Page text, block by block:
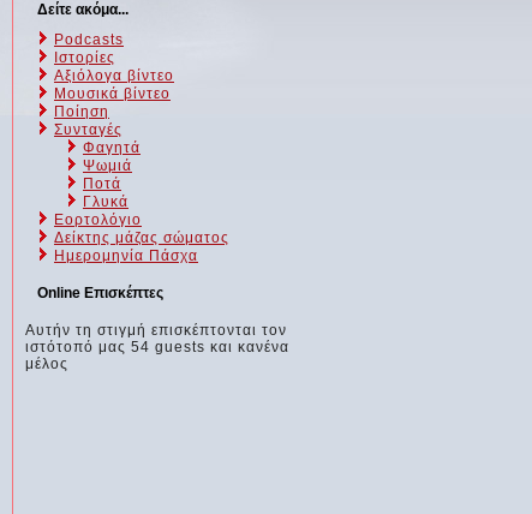
Δείτε ακόμα...
Podcasts
Ιστορίες
Αξιόλογα βίντεο
Μουσικά βίντεο
Ποίηση
Συνταγές
Φαγητά
Ψωμιά
Ποτά
Γλυκά
Εορτολόγιο
Δείκτης μάζας σώματος
Ημερομηνία Πάσχα
Online Επισκέπτες
Αυτήν τη στιγμή επισκέπτονται τον
ιστότοπό μας 54 guests και κανένα
μέλος